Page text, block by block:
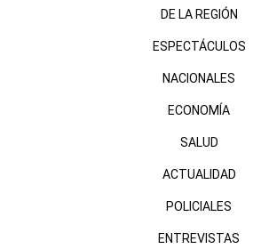
DE LA REGIÓN
ESPECTÁCULOS
NACIONALES
ECONOMÍA
SALUD
ACTUALIDAD
POLICIALES
ENTREVISTAS